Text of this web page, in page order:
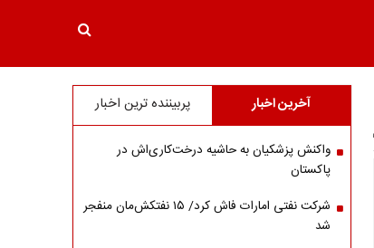
آخرین اخبار پربیننده ترین اخبار
واکنش پزشکیان به حاشیه درخت‌کاری‌اش در
پاکستان
شرکت نفتی امارات فاش کرد/ ۱۵ نفتکش‌مان منفجر
شد